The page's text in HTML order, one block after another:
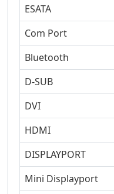
ESATA
Com Port
Bluetooth
D-SUB
DVI
HDMI
DISPLAYPORT
Mini Displayport